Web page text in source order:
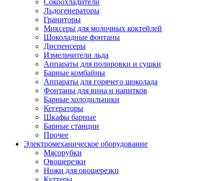
Сокоохладители
Льдогенераторы
Граниторы
Миксеры для молочных коктейлей
Шоколадные фонтаны
Диспенсеры
Измельчители льда
Аппараты для полировки и сушки
Барные комбайны
Аппараты для горячего шоколада
Фонтаны для вина и напитков
Барные холодильники
Кегераторы
Шкафы барные
Барные станции
Прочее
Электромеханическое оборудование
Мясорубки
Овощерезки
Ножи для овощерезки
Куттеры